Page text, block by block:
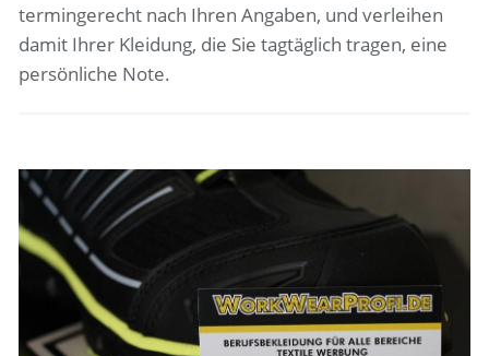
termingerecht nach Ihren Angaben, und verleihen
damit Ihrer Kleidung, die Sie tagtäglich tragen, eine
persönliche Note.